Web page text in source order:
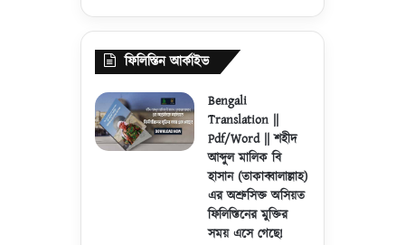
ফিলিস্তিন আর্কাইভ
Bengali
Translation ||
Pdf/Word || শহীদ
আব্দুল মালিক বি
হাসান (তাকাব্বালাল্লাহ)
এর অশ্রুসিক্ত অসিয়ত
ফিলিস্তিনের মুক্তির
সময় এসে গেছে!